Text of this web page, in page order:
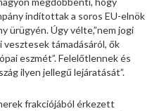
indítottak a soros EU-elnök
ürügyén. Úgy vélte,”nem jogi
támadásáról, ők
eszmét”. Felelőtlennek és
ilyen jellegű lejáratását”.
frakciójából érkezett